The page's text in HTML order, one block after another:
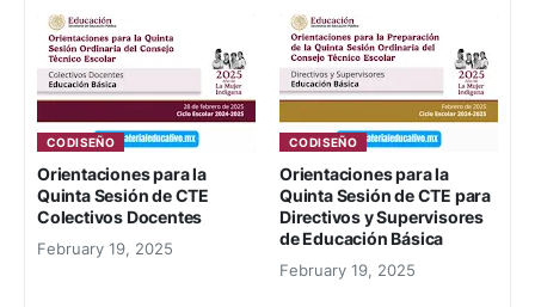
CODISEÑO
Orientaciones para la
Quinta Sesión de CTE
Colectivos Docentes
February 19, 2025
CODISEÑO
Orientaciones para la
Quinta Sesión de CTE para
Directivos y Supervisores
de Educación Básica
February 19, 2025